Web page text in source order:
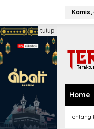
a
t
i
k
e
Kamis,
Home
Tentang
tutup